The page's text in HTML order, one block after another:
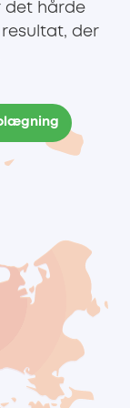
det hårde
der